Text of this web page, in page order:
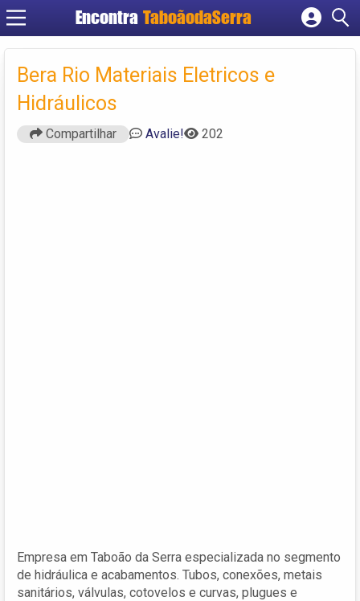
Encontra TaboãodaSerra
Cadastrar empresa
Criar conta
Bera Rio Materiais Eletricos e
Hidráulicos
Compartilhar Avalie! 202
Empresa em Taboão da Serra especializada no segmento
de hidráulica e acabamentos. Tubos, conexões, metais
sanitários, válvulas, cotovelos e curvas, plugues e